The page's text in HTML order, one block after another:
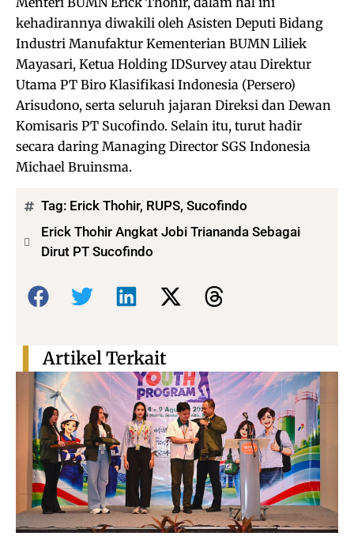
kehadirannya diwakili oleh Asisten Deputi Bidang
Industri Manufaktur Kementerian BUMN Liliek
Mayasari, Ketua Holding IDSurvey atau Direktur
Utama PT Biro Klasifikasi Indonesia (Persero)
Arisudono, serta seluruh jajaran Direksi dan Dewan
Komisaris PT Sucofindo. Selain itu, turut hadir
secara daring Managing Director SGS Indonesia
Michael Bruinsma.
Tag: Erick Thohir, RUPS, Sucofindo
Erick Thohir Angkat Jobi Triananda Sebagai
Dirut PT Sucofindo
Bagikan:
Artikel Terkait